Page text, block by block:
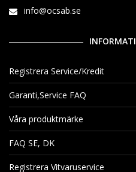
info@ocsab.se
Registrera Service/Kredit
Garanti,Service FAQ
Våra produktmärke
FAQ SE, DK
Registrera Vitvaruservice